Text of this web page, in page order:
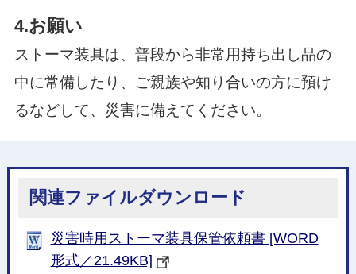
4.お願い
ストーマ装具は、普段から非常用持ち出し品の
中に常備したり、ご親族や知り合いの方に預け
るなどして、災害に備えてください。
関連ファイルダウンロード
災害時用ストーマ装具保管依頼書 [WORD
形式／21.49KB]